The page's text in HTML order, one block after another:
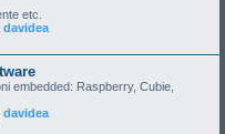
etc.
davidea
embedded: Raspberry, Cubie,
davidea